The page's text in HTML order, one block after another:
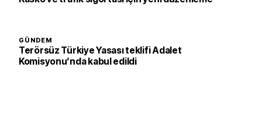
GÜNDEM
Terörsüz Türkiye Yasası teklifi Adalet
Komisyonu’nda kabul edildi